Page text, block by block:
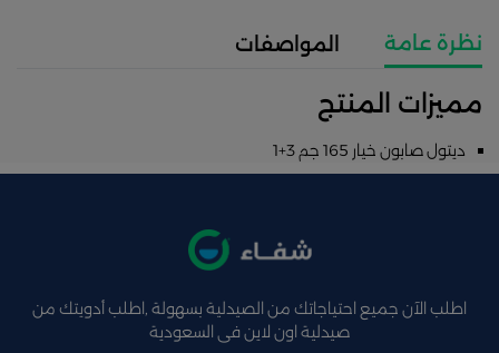
نظرة عامة المواصفات
مميزات المنتج
ديتول صابون خيار 165 جم 3+1
اطلب الآن جميع احتياجاتك من الصيدلية بسهولة ,اطلب أدويتك من
صيدلية اون لاين فى السعودية